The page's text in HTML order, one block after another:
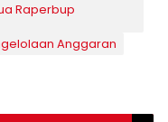
Raperbup
Anggaran